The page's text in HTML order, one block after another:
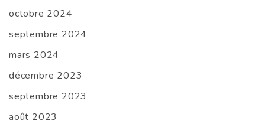
octobre 2024
septembre 2024
mars 2024
décembre 2023
septembre 2023
août 2023